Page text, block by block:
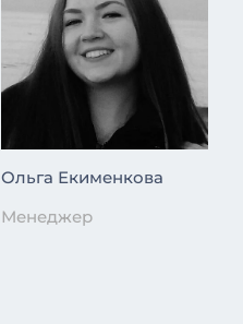
Ольга Екименкова
Менеджер